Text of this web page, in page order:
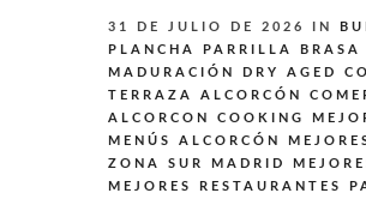
31 DE JULIO DE 2026 IN
PLANCHA PARRILLA BRASA
MADURACIÓN DRY AGED
TERRAZA ALCORCÓN
ALCORCON
COOKING
MENÚS ALCORCÓN
ZONA SUR MADRID
MEJORES RESTAURANTES